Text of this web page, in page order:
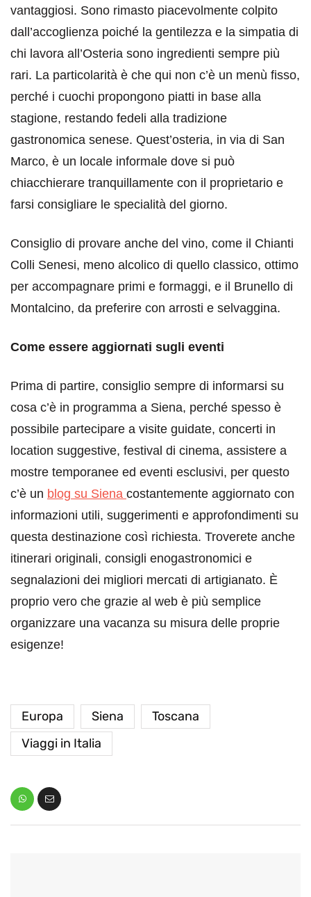
vantaggiosi. Sono rimasto piacevolmente colpito
dall’accoglienza poiché la gentilezza e la simpatia di
chi lavora all’Osteria sono ingredienti sempre più
rari. La particolarità è che qui non c’è un menù fisso,
perché i cuochi propongono piatti in base alla
stagione, restando fedeli alla tradizione
gastronomica senese. Quest’osteria, in via di San
Marco, è un locale informale dove si può
chiacchierare tranquillamente con il proprietario e
farsi consigliare le specialità del giorno.
Consiglio di provare anche del vino, come il Chianti
Colli Senesi, meno alcolico di quello classico, ottimo
per accompagnare primi e formaggi, e il Brunello di
Montalcino, da preferire con arrosti e selvaggina.
Come essere aggiornati sugli eventi
Prima di partire, consiglio sempre di informarsi su
cosa c’è in programma a Siena, perché spesso è
possibile partecipare a visite guidate, concerti in
location suggestive, festival di cinema, assistere a
mostre temporanee ed eventi esclusivi, per questo
c’è un blog su Siena costantemente aggiornato con
informazioni utili, suggerimenti e approfondimenti su
questa destinazione così richiesta. Troverete anche
itinerari originali, consigli enogastronomici e
segnalazioni dei migliori mercati di artigianato. È
proprio vero che grazie al web è più semplice
organizzare una vacanza su misura delle proprie
esigenze!
Europa Siena
Toscana
Viaggi in Italia